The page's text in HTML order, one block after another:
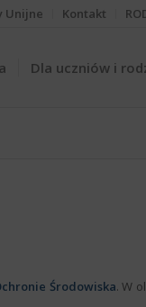
Unijne Kontakt
Dla uczniów i
Środowiska. W